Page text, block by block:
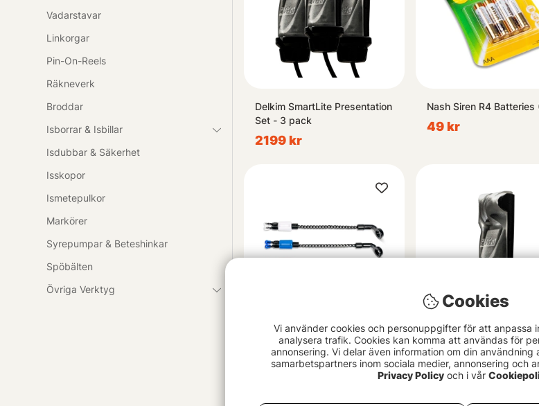
Vadarstavar
Linkorgar
Pin-On-Reels
Räkneverk
Broddar
Isborrar & Isbillar
Isdubbar & Säkerhet
Isskopor
Ismetepulkor
Markörer
Syrepumpar & Beteshinkar
Spöbälten
Övriga Verktyg
Delkim SmartLite Presentation
Set - 3 pack
2199 kr
Nash Siren R4 Batteries
49 kr
Korum Bite Indicator Bobbin
Delkim SmartLite
Set - Single Pack
799 kr
Cookies
Vi använder cookies och personuppgifter för att anpassa
analysera trafik. Cookies kan komma att användas för
annonsering. Vi delar även information om din
samarbetspartners inom sociala medier, annonsering och
Privacy Policyoch i vår